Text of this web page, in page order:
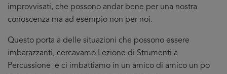
improvvisati, che possono andar bene per una nostra
conoscenza ma ad esempio non per noi.
Questo porta a delle situazioni che possono essere
imbarazzanti, cercavamo Lezione di Strumenti a
Percussione e ci imbattiamo in un amico di amico un po